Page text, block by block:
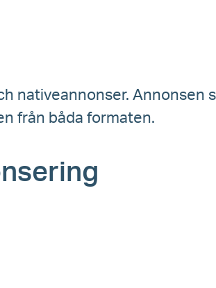
nativeannonser. Annonsen
från båda formaten.